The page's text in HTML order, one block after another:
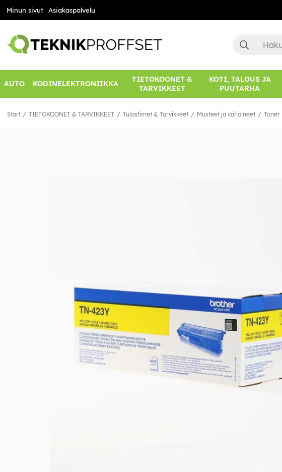
Minun sivut Asiakaspalvelu
AUTO KODINELEKTRONIIKKA
TIETOKOONET &
TARVIKKEET
KOTI, TALOUS JA
PUUTARHA
Start TIETOKOONET & TARVIKKEET Tulostimet & Tarvikkeet Musteet ja väriaineet Toner